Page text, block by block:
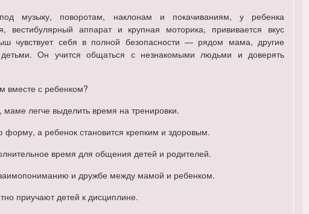
музыку, поворотам, наклонам и покачиваниям, у ребенка
вестибулярный аппарат и крупная моторика, прививается вкус
чувствует себя в полной безопасности — рядом мама, другие
Он учится общаться с незнакомыми людьми и доверять
вместе с ребенком?
легче выделить время на тренировки.
а ребенок становится крепким и здоровым.
время для общения детей и родителей.
и дружбе между мамой и ребенком.
приучают детей к дисциплине.